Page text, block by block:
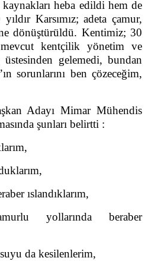
heba edildi hem de
Karsımız; adeta çamur,
dönüştürüldü. Kentimiz; 30
kentçilik yönetim ve
üstesinden gelemedi, bundan
sorunlarını ben çözeceğim,
Adayı Mimar Mühendis
şunları belirtti :
ıslandıklarım,
yollarında beraber
da kesilenlerim,